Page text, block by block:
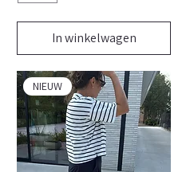
In winkelwagen
NIEUW